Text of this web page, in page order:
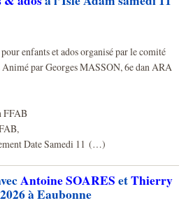
enfants et ados organisé par le comité
Animé par Georges MASSON, 6e dan ARA
FFAB
Date Samedi 11 (…)
Antoine SOARES etThierry
à Eaubonne